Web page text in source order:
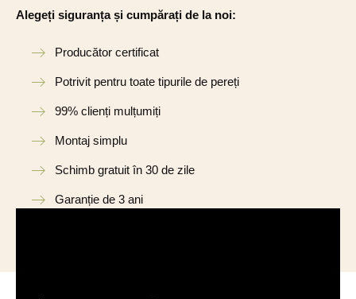
Alegeți siguranța și cumpărați de la noi:
Producător certificat
Potrivit pentru toate tipurile de pereți
99% clienți mulțumiți
Montaj simplu
Schimb gratuit în 30 de zile
Garanție de 3 ani